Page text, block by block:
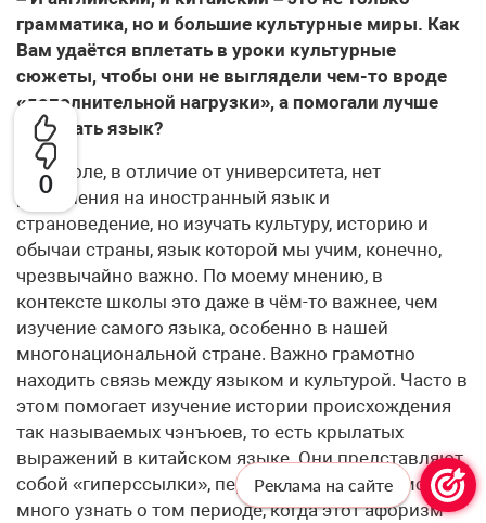
0
грамматика, но и большие культурные миры. Как
Вам удаётся вплетать в уроки культурные
сюжеты, чтобы они не выглядели чем-то вроде
«дополнительной нагрузки», а помогали лучше
понимать язык?
– В школе, в отличие от университета, нет
разделения на иностранный язык и
страноведение, но изучать культуру, историю и
обычаи страны, язык которой мы учим, конечно,
чрезвычайно важно. По моему мнению, в
контексте школы это даже в чём-то важнее, чем
изучение самого языка, особенно в нашей
многонациональной стране. Важно грамотно
находить связь между языком и культурой. Часто в
этом помогает изучение истории происхождения
так называемых чэнъюев, то есть крылатых
выражений в китайском языке. Они представляют
собой «гиперссылки», перейдя по которым можно
много узнать о том периоде, когда этот афоризм
Реклама на сайте